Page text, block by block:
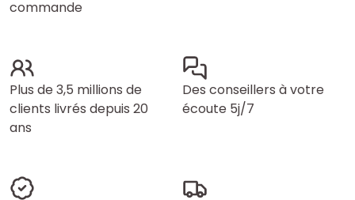
commande
Plus de 3,5 millions de
clients livrés depuis 20
ans
Des conseillers à votre
écoute 5j/7